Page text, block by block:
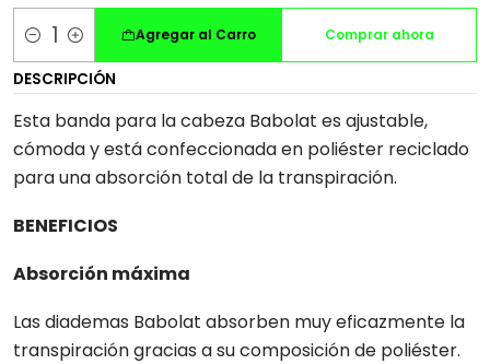
Cantidad
Agregar al Carro Comprar ahora
DESCRIPCIÓN
Esta banda para la cabeza Babolat es ajustable,
cómoda y está confeccionada en poliéster reciclado
para una absorción total de la transpiración.
BENEFICIOS
Absorción máxima
Las diademas Babolat absorben muy eficazmente la
transpiración gracias a su composición de poliéster.